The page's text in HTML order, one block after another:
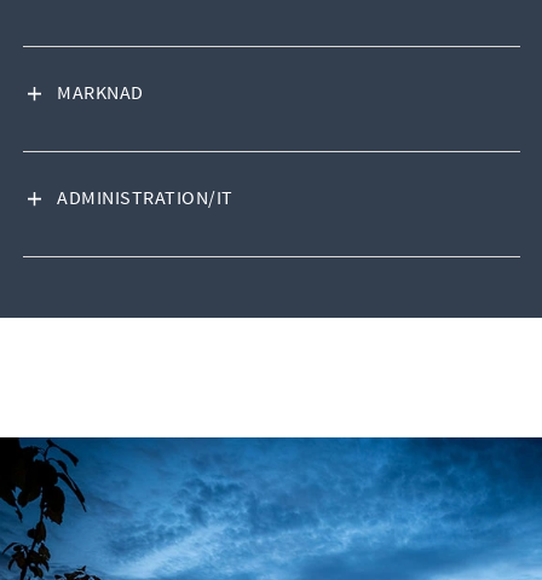
MARKNAD
VISA INNEHÅLL
ADMINISTRATION/IT
VISA INNEHÅLL